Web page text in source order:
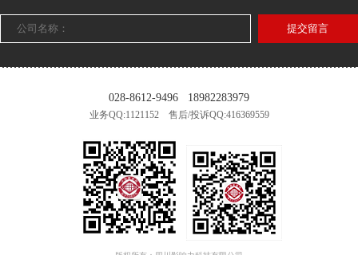
提交留言
028-8612-9496 18982283979
业务QQ:1121152 售后/投诉QQ:416369559